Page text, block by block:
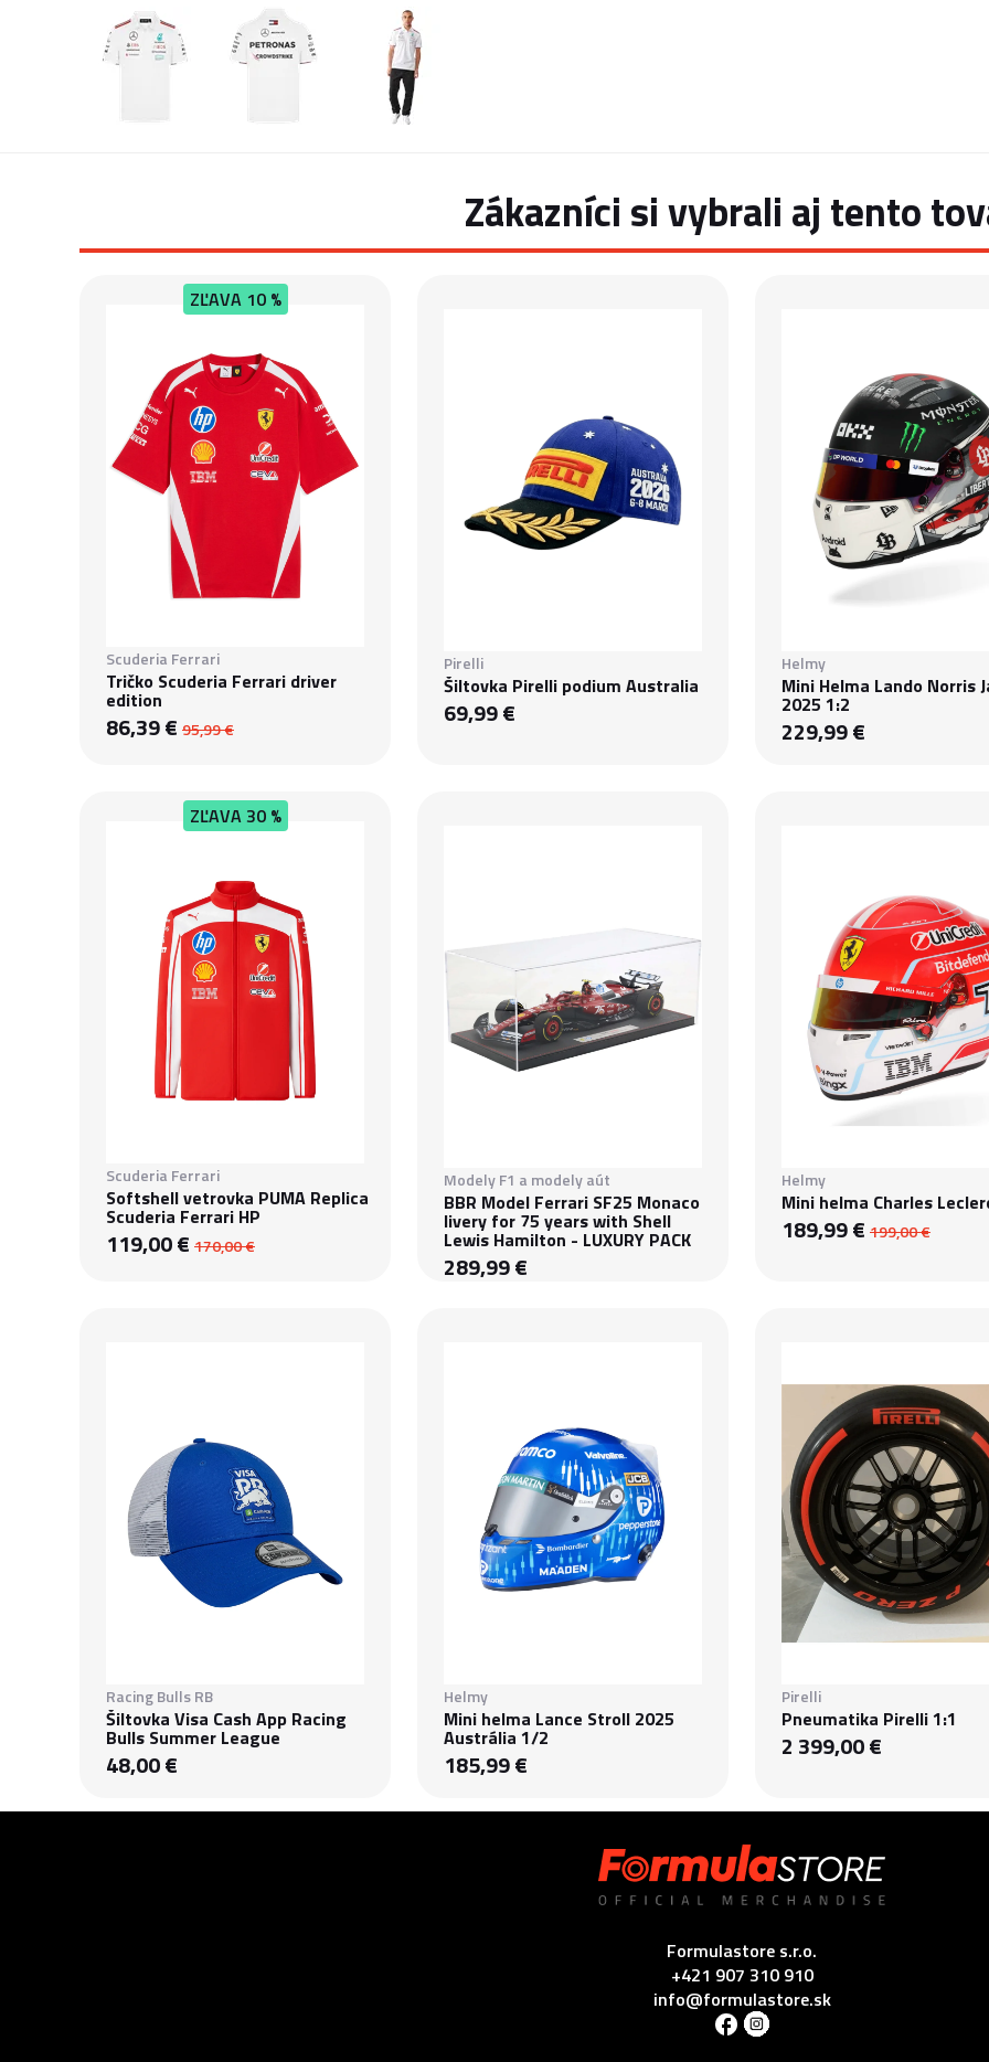
Zákazníci si vybrali aj tento
ZĽAVA10 %
Scuderia Ferrari
Tričko Scuderia Ferrari driver
edition
86,39 € 95,99 €
Pirelli
Šiltovka Pirelli podium Australia
69,99 €
Helmy
Mini Helma Lando Norris
2025 1:2
229,99 €
ZĽAVA30 %
Scuderia Ferrari
Softshell vetrovka PUMA Replica
Scuderia Ferrari HP
119,00 € 170,00 €
Modely F1 a modely aút
BBR Model Ferrari SF25 Monaco
livery for 75 years with Shell
Lewis Hamilton - LUXURY PACK
289,99 €
Helmy
Mini helma Charles
189,99 € 199,00 €
Racing Bulls RB
Šiltovka Visa Cash App Racing
Bulls Summer League
48,00 €
Helmy
Mini helma Lance Stroll 2025
Austrália 1/2
185,99 €
Pirelli
Pneumatika Pirelli 1:1
2 399,00 €
Formulastore s.r.o.
+421 907 310 910
info@formulastore.sk